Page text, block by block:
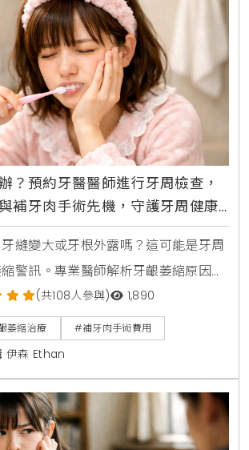
？預約牙醫醫師進行牙周檢查，
補牙肉手術先機，守護牙周健康
縫變大或牙根外露嗎？這可能是牙周
警訊。專業醫師解析牙齦萎縮原因，
根刮治到補牙肉手術的完整治療對
方法與日常護理，預防不可逆的齒槽
自信的笑容。
(共108人參與) 1,890
萎縮治療 #補牙肉手術費用
伊森 Ethan